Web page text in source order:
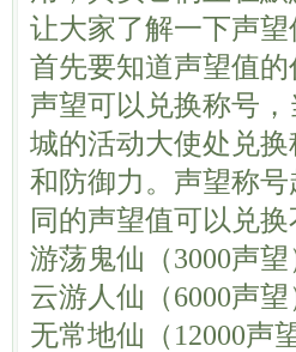
让大家了解一下声
首先要知道声望值
声望可以兑换称号
城的活动大使处兑
和防御力。声望称
同的声望值可以兑换
游荡鬼仙（3000声望
云游人仙（6000声望
无常地仙（12000声望